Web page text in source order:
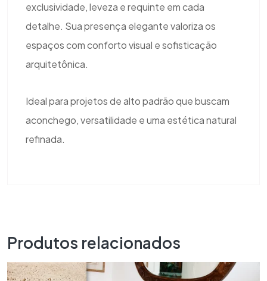
exclusividade, leveza e requinte em cada
detalhe. Sua presença elegante valoriza os
espaços com conforto visual e sofisticação
arquitetônica.
Ideal para projetos de alto padrão que buscam
aconchego, versatilidade e uma estética natural
refinada.
Produtos relacionados